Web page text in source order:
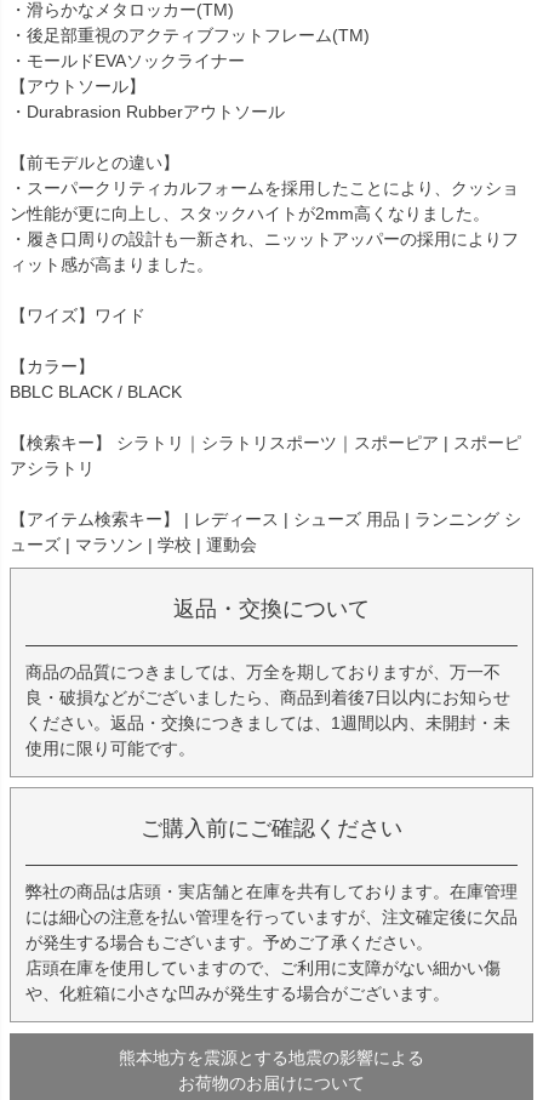
・滑らかなメタロッカー(TM)
・後足部重視のアクティブフットフレーム(TM)
・モールドEVAソックライナー
【アウトソール】
・Durabrasion Rubberアウトソール
【前モデルとの違い】
・スーパークリティカルフォームを採用したことにより、クッショ
ン性能が更に向上し、スタックハイトが2mm高くなりました。
・履き口周りの設計も一新され、ニッットアッパーの採用によりフ
ィット感が高まりました。
【ワイズ】ワイド
【カラー】
BBLC BLACK / BLACK
【検索キー】 シラトリ｜シラトリスポーツ｜スポーピア | スポーピ
アシラトリ
【アイテム検索キー】 | レディース | シューズ 用品 | ランニング シ
ューズ | マラソン | 学校 | 運動会
返品・交換について
商品の品質につきましては、万全を期しておりますが、万一不
良・破損などがございましたら、商品到着後7日以内にお知らせ
ください。返品・交換につきましては、1週間以内、未開封・未
使用に限り可能です。
ご購入前にご確認ください
弊社の商品は店頭・実店舗と在庫を共有しております。在庫管理
には細心の注意を払い管理を行っていますが、注文確定後に欠品
が発生する場合もございます。予めご了承ください。
店頭在庫を使用していますので、ご利用に支障がない細かい傷
や、化粧箱に小さな凹みが発生する場合がございます。
熊本地方を震源とする地震の影響による
お荷物のお届けについて